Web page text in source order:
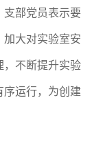
支部党员表示要
加大对实验室安
，不断提升实验
序运行，为创建